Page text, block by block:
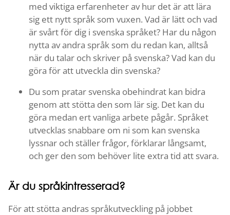
med viktiga erfarenheter av hur det är att lära
sig ett nytt språk som vuxen. Vad är lätt och vad
är svårt för dig i svenska språket? Har du någon
nytta av andra språk som du redan kan, alltså
när du talar och skriver på svenska? Vad kan du
göra för att utveckla din svenska?
Du som pratar svenska obehindrat kan bidra
genom att stötta den som lär sig. Det kan du
göra medan ert vanliga arbete pågår. Språket
utvecklas snabbare om ni som kan svenska
lyssnar och ställer frågor, förklarar långsamt,
och ger den som behöver lite extra tid att svara.
Är du språkintresserad?
För att stötta andras språkutveckling på jobbet